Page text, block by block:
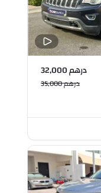
درهم 32,000
درهم 35,000